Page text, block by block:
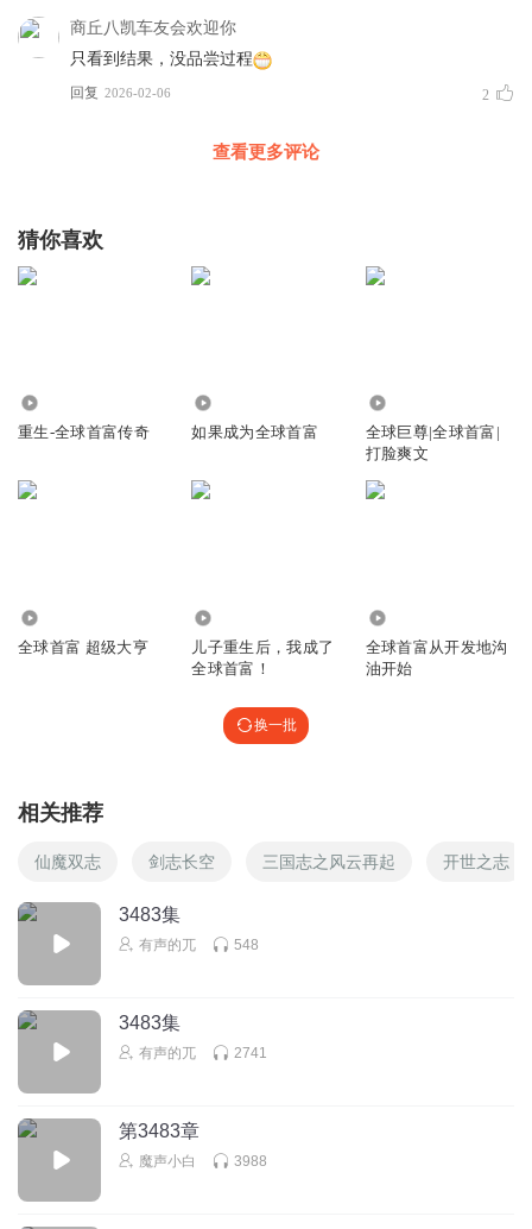
商丘八凯车友会欢迎你
只看到结果，没品尝过程
回复 2026-02-06 2
查看更多评论
猜你喜欢
重生-全球首富传奇 如果成为全球首富
全球巨尊|全球首富|
打脸爽文
全球首富 超级大亨
儿子重生后，我成了
全球首富！
全球首富从开发地沟
油开始
换一批
相关推荐
仙魔双志 剑志长空 三国志之风云再起 开世之志
3483集
有声的兀 548
3483集
有声的兀 2741
第3483章
魔声小白 3988